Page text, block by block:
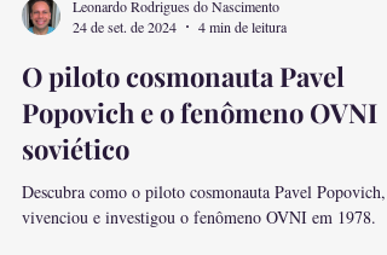
Leonardo Rodrigues do Nascimento
24 de set. de 2024
4 min de leitura
O piloto cosmonauta Pavel
Popovich e o fenômeno OVNI
soviético